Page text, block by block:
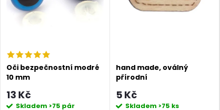
Oči bezpečnostní modré
10 mm
13 Kč
Skladem >75 pár
hand made, oválný
přírodní
5 Kč
Skladem >75 ks